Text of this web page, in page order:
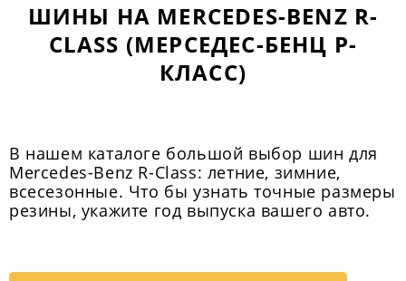
ШИНЫ НА MERCEDES-BENZ R-
CLASS (МЕРСЕДЕС-БЕНЦ Р-
КЛАСС)
В нашем каталоге большой выбор шин для
Mercedes-Benz R-Class: летние, зимние,
всесезонные. Что бы узнать точные размеры
резины, укажите год выпуска вашего авто.